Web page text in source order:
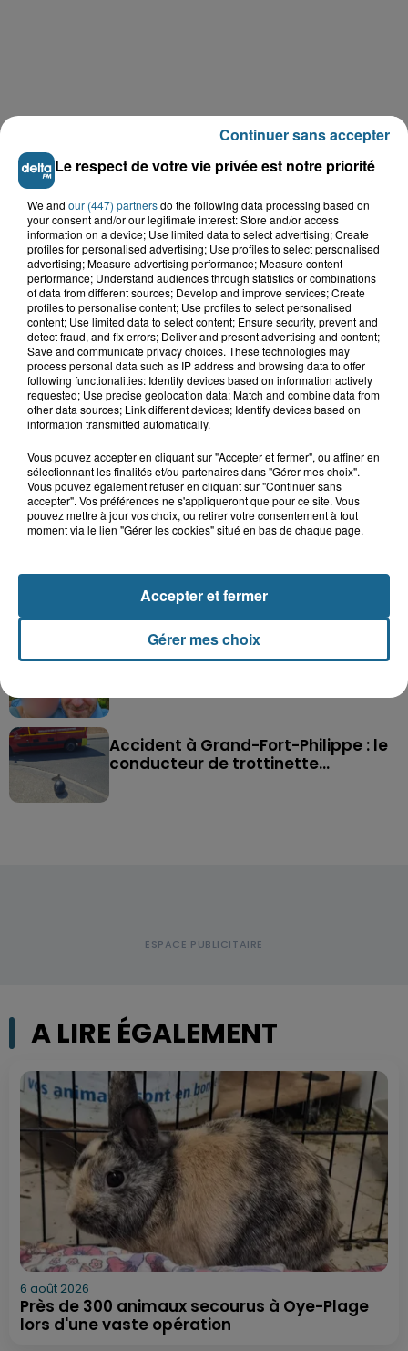
LE TOP DE L'ACTU
Saint-Omer : un enfant gravement brûlé
après l'explosion d'un jouet...
Hazebrouck : victime d'un accident,
Lucas s'en est allé brutalement...
Disparition inquiétante à Cappelle-
Accident à Grand-Fort-Philippe : le
conducteur de trottinette...
A LIRE ÉGALEMENT
6 août 2026
Près de 300 animaux secourus à Oye-Plage
lors d'une vaste opération
Le respect de votre vie privée est notre priorité
We and our (447) partnersdo the following data processing based on
your consent and/or our legitimate interest: Store and/or access
information on a device; Use limited data to select advertising; Create
profiles for personalised advertising; Use profiles to select personalised
advertising; Measure advertising performance; Measure content
performance; Understand audiences through statistics or combinations
of data from different sources; Develop and improve services; Create
profiles to personalise content; Use profiles to select personalised
content; Use limited data to select content; Ensure security, prevent and
detect fraud, and fix errors; Deliver and present advertising and content;
Save and communicate privacy choices. These technologies may
process personal data such as IP address and browsing data to offer
following functionalities: Identify devices based on information actively
requested; Use precise geolocation data; Match and combine data from
other data sources; Link different devices; Identify devices based on
information transmitted automatically.
Vous pouvez accepter en cliquant sur "Accepter et fermer", ou affiner en
sélectionnant les finalités et/ou partenaires dans "Gérer mes choix".
Vous pouvez également refuser en cliquant sur "Continuer sans
accepter". Vos préférences ne s'appliqueront que pour ce site. Vous
pouvez mettre à jour vos choix, ou retirer votre consentement à tout
moment via le lien "Gérer les cookies" situé en bas de chaque page.
Gérer mes choix
Accepter et fermer
Continuer sans accepter